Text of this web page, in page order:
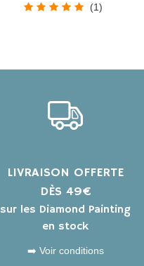
(1)
LIVRAISON OFFERTE
DÈS 49€
sur les Diamond Painting
en stock
➡️ Voir conditions